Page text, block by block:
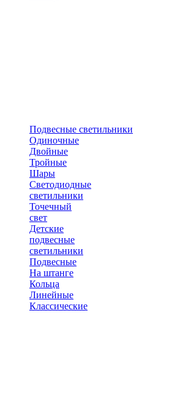
Подвесные светильники
Одиночные
Двойные
Тройные
Шары
Светодиодные
светильники
Точечный
свет
Детские
подвесные
светильники
Подвесные
На штанге
Кольца
Линейные
Классические